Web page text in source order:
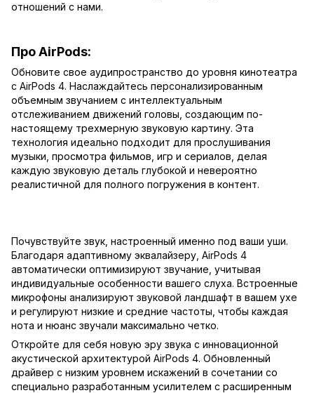
отношений с нами.
Про AirPods:
Обновите свое аудипространство до уровня кинотеатра
с AirPods 4. Наслаждайтесь персонализированным
объемным звучанием с интеллектуальным
отслеживанием движений головы, создающим по-
настоящему трехмерную звуковую картину. Эта
технология идеально подходит для прослушивания
музыки, просмотра фильмов, игр и сериалов, делая
каждую звуковую деталь глубокой и невероятно
реалистичной для полного погружения в контент.
Почувствуйте звук, настроенный именно под ваши уши.
Благодаря адаптивному эквалайзеру, AirPods 4
автоматически оптимизируют звучание, учитывая
индивидуальные особенности вашего слуха. Встроенные
микрофоны анализируют звуковой ландшафт в вашем ухе
и регулируют низкие и средние частоты, чтобы каждая
нота и нюанс звучали максимально четко.
Откройте для себя новую эру звука с инновационной
акустической архитектурой AirPods 4. Обновленный
драйвер с низким уровнем искажений в сочетании со
специально разработанным усилителем с расширенным